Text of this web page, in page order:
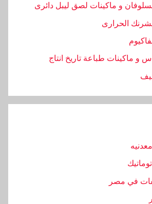
و ماكينات لصق ليبل دائرى
الحرارى
و ماكينات طباعة تاريخ انتاج
في مصر